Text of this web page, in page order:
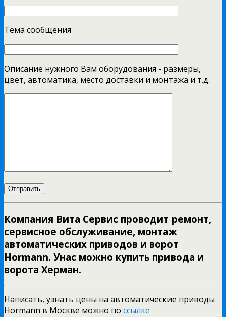
Тема сообщения
Описание нужного Вам оборудования - размеры,
цвет, автоматика, место доставки и монтажа и т.д.
Компания Вита Сервис проводит ремонт,
сервисное обслуживание, монтаж
автоматических приводов и ворот
Hormann. Унас можно купить привода и
ворота Херман.
Написать, узнать цены на автоматические приводы
Hormann в Москве можно по ссылке